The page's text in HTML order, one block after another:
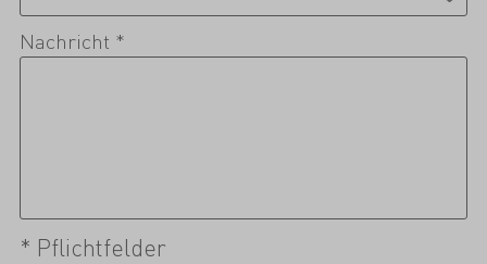
Nachricht *
* Pflichtfelder